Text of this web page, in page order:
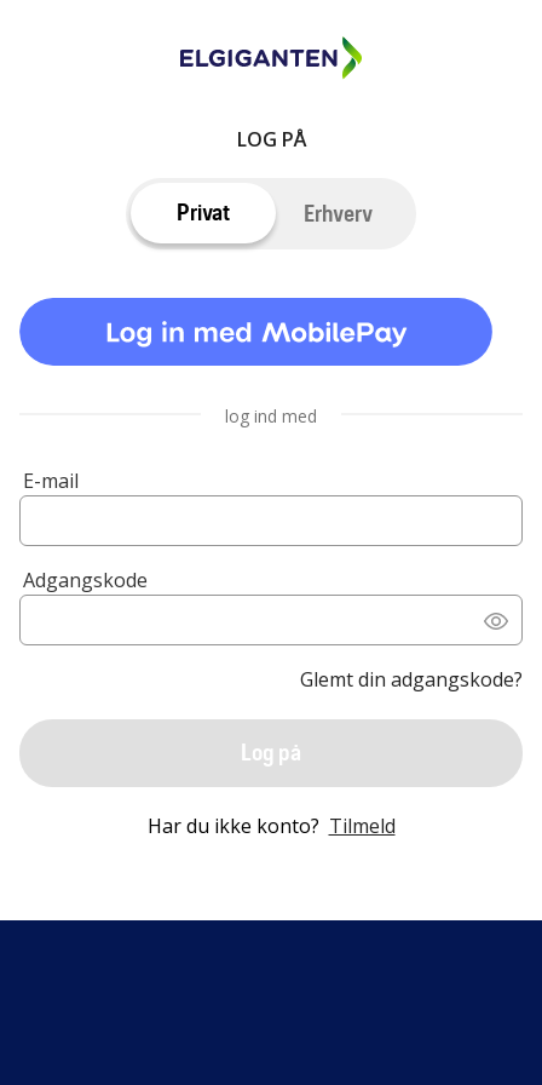
LOG PÅ
Privat Erhverv
log ind med
E-mail
Adgangskode
Glemt din adgangskode?
Log på
Har du ikke konto? Tilmeld